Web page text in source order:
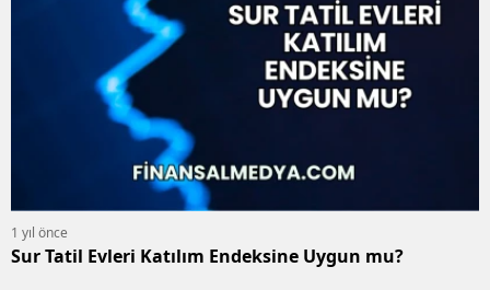
1 yıl önce
Sur Tatil Evleri Katılım Endeksine Uygun mu?